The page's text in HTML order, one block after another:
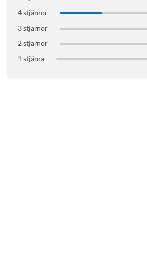
4 stjärnor
3 stjärnor
2 stjärnor
1 stjärna